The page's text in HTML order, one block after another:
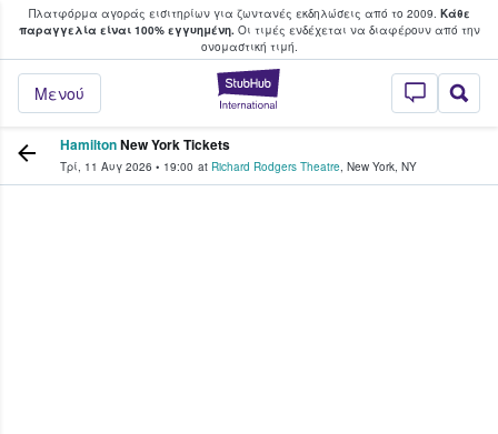
Πλατφόρμα αγοράς εισιτηρίων για ζωντανές εκδηλώσεις από το 2009. Κάθε
παραγγελία είναι 100% εγγυημένη.Οι τιμές ενδέχεται να διαφέρουν από την
oνομαστική τιμή.
StubHub - Όπου
Μενού
φαν αγοράζουν και πουλούν
HamiltonNew York Tickets
Τρί, 11 Αυγ 2026 • 19:00 at Richard Rodgers Theatre, New York, NY